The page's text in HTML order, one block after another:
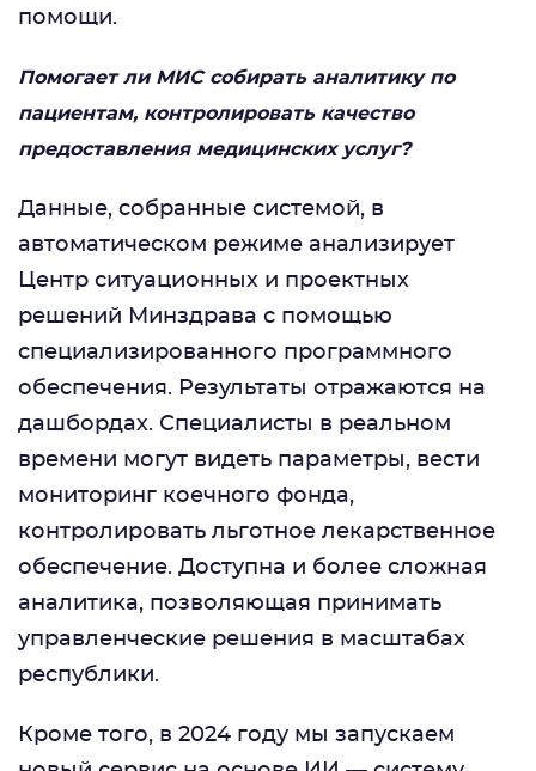
помощи.
Помогает ли МИС собирать аналитику по
пациентам, контролировать качество
предоставления медицинских услуг?
Данные, собранные системой, в
автоматическом режиме анализирует
Центр ситуационных и проектных
решений Минздрава с помощью
специализированного программного
обеспечения. Результаты отражаются на
дашбордах. Специалисты в реальном
времени могут видеть параметры, вести
мониторинг коечного фонда,
контролировать льготное лекарственное
обеспечение. Доступна и более сложная
аналитика, позволяющая принимать
управленческие решения в масштабах
республики.
Кроме того, в 2024 году мы запускаем